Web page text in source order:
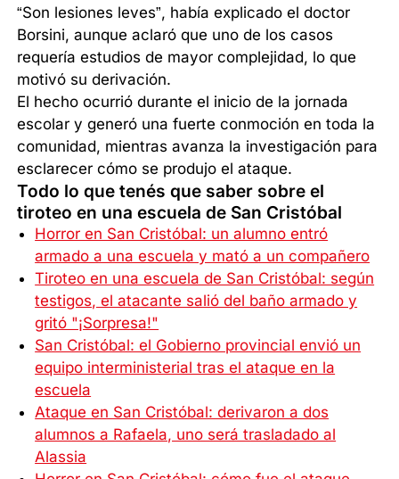
“Son lesiones leves”, había explicado el doctor
Borsini, aunque aclaró que uno de los casos
requería estudios de mayor complejidad, lo que
motivó su derivación.
El hecho ocurrió durante el inicio de la jornada
escolar y generó una fuerte conmoción en toda la
comunidad, mientras avanza la investigación para
esclarecer cómo se produjo el ataque.
Todo lo que tenés que saber sobre el
tiroteo en una escuela de San Cristóbal
Horror en San Cristóbal: un alumno entró
armado a una escuela y mató a un compañero
Tiroteo en una escuela de San Cristóbal: según
testigos, el atacante salió del baño armado y
gritó "¡Sorpresa!"
San Cristóbal: el Gobierno provincial envió un
equipo interministerial tras el ataque en la
escuela
Ataque en San Cristóbal: derivaron a dos
alumnos a Rafaela, uno será trasladado al
Alassia